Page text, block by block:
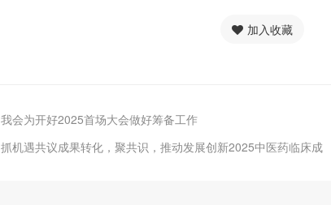
加入收藏
我会为开好2025首场大会做好筹备工作
抓机遇共议成果转化，聚共识，推动发展创新2025中医药临床成